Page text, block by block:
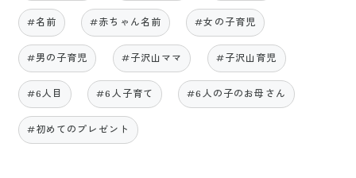
#名前 #赤ちゃん名前 #女の子育児
#男の子育児 #子沢山ママ #子沢山育児
#6人目 #6人子育て #6人の子のお母さん
#初めてのプレゼント